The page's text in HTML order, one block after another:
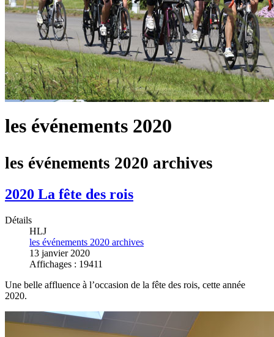
les événements 2020
les événements 2020 archives
2020 La fête des rois
Détails
HLJ
les événements 2020 archives
13 janvier 2020
Affichages : 19411
Une belle affluence à l’occasion de la fête des rois, cette année
2020.